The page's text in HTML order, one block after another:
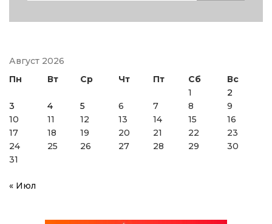
Август 2026
Пн
Вт Ср Чт Пт Сб
Вс
1
2
3
4 5 6 7 8
9
10
11 12 13 14 15
16
17
18 19 20 21 22
23
24
25 26 27 28 29
30
31
« Июл